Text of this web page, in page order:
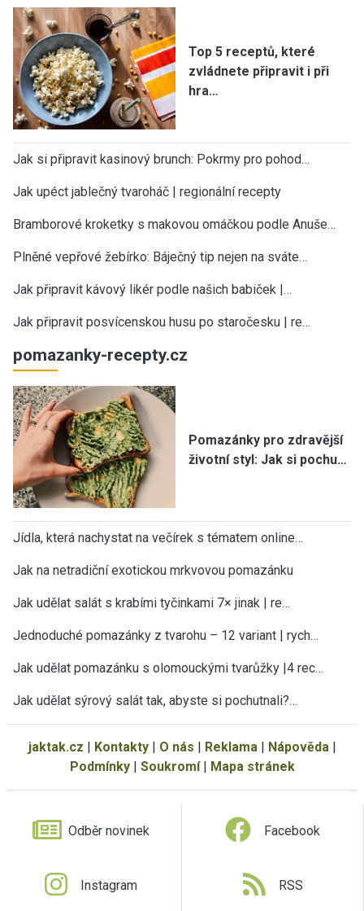
Top 5 receptů, které
zvládnete připravit i při
hra…
Jak si připravit kasinový brunch: Pokrmy pro pohod…
Jak upéct jablečný tvaroháč | regionální recepty
Bramborové kroketky s makovou omáčkou podle Anuše…
Plněné vepřové žebírko: Báječný tip nejen na sváte…
Jak připravit kávový likér podle našich babiček |…
Jak připravit posvícenskou husu po staročesku | re…
pomazanky-recepty.cz
Pomazánky pro zdravější
životní styl: Jak si pochu…
Jídla, která nachystat na večírek s tématem online…
Jak na netradiční exotickou mrkvovou pomazánku
Jak udělat salát s krabími tyčinkami 7× jinak | re…
Jednoduché pomazánky z tvarohu – 12 variant | rych…
Jak udělat pomazánku s olomouckými tvarůžky |4 rec…
Jak udělat sýrový salát tak, abyste si pochutnali?…
jaktak.cz Kontakty| O nás Reklama| Nápověda|
Podmínky| Soukromí| Mapa stránek
Odběr novinek Facebook
Instagram RSS